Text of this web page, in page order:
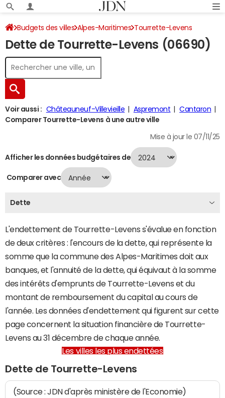
Budgets des villes Alpes-Maritimes Tourrette-Levens
Dette au 31/12/2024
Dette de Tourrette-Levens (06690)
Voir aussi : Châteauneuf-Villevieille Aspremont
Cantaron
Comparer Tourrette-Levens à une autre ville
Mise à jour le 07/11/25
Afficher les données budgétaires de
Comparer avec
Dette
L'endettement de Tourrette-Levens s'évalue en fonction
de deux critères : l'encours de la dette, qui représente la
somme que la commune des Alpes-Maritimes doit aux
banques, et l'annuité de la dette, qui équivaut à la somme
des intérêts d'emprunts de Tourrette-Levens et du
montant de remboursement du capital au cours de
l'année. Les données d'endettement qui figurent sur cette
page concernent la situation financière de Tourrette-
Levens au 31 décembre de chaque année.
Les villes les plus endettées
Dette de Tourrette-Levens
(Source : JDN d'après ministère de l'Economie)